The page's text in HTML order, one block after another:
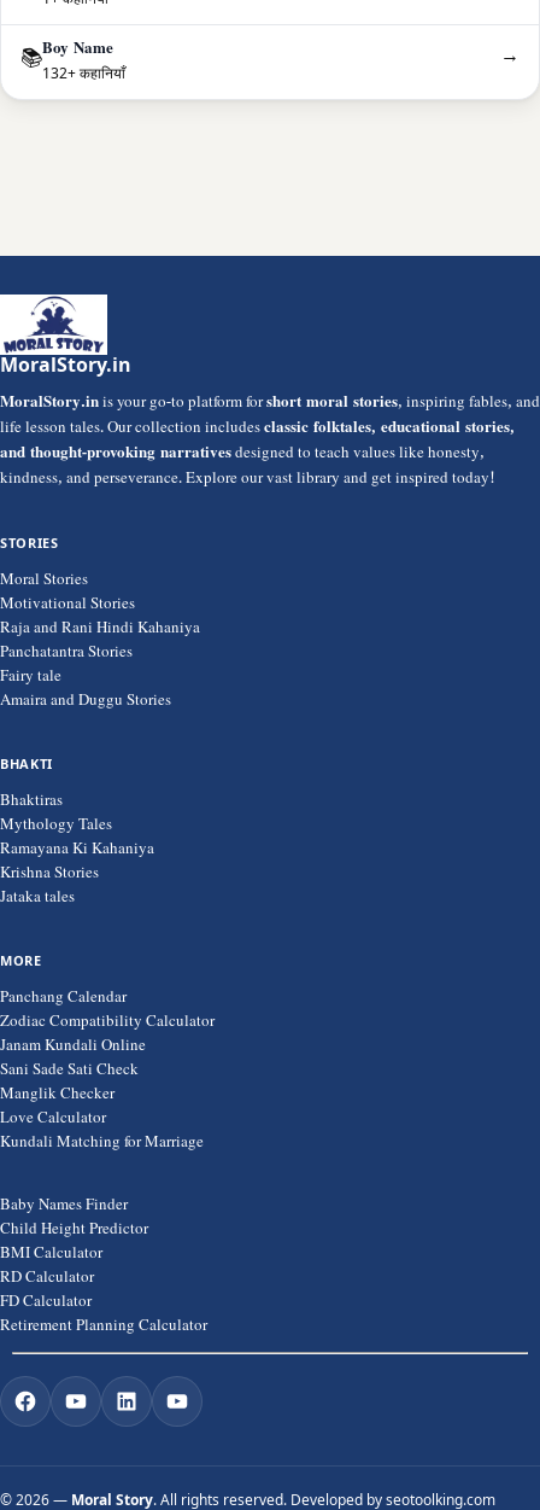
📚Boy Name
132+ कहानियाँ
→
MoralStory.in
MoralStory.inis your go-to platform forshort moral stories, inspiring fables, and
life lesson tales. Our collection includesclassic folktales, educational stories,
and thought-provoking narrativesdesigned to teach values like honesty,
kindness, and perseverance. Explore our vast library and get inspired today!
STORIES
Moral Stories
Motivational Stories
Raja and Rani Hindi Kahaniya
Panchatantra Stories
Fairy tale
Amaira and Duggu Stories
BHAKTI
Bhaktiras
Mythology Tales
Ramayana Ki Kahaniya
Krishna Stories
Jataka tales
MORE
Panchang Calendar
Zodiac Compatibility Calculator
Janam Kundali Online
Sani Sade Sati Check
Manglik Checker
Love Calculator
Kundali Matching for Marriage
Baby Names Finder
Child Height Predictor
BMI Calculator
RD Calculator
FD Calculator
Retirement Planning Calculator
©2026 — Moral Story. All rights reserved. Developed byseotoolking.com